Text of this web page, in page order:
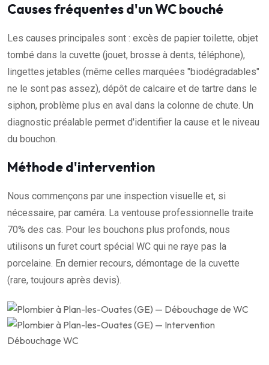
Causes fréquentes d'un WC bouché
Les causes principales sont : excès de papier toilette, objet
tombé dans la cuvette (jouet, brosse à dents, téléphone),
lingettes jetables (même celles marquées "biodégradables"
ne le sont pas assez), dépôt de calcaire et de tartre dans le
siphon, problème plus en aval dans la colonne de chute. Un
diagnostic préalable permet d'identifier la cause et le niveau
du bouchon.
Méthode d'intervention
Nous commençons par une inspection visuelle et, si
nécessaire, par caméra. La ventouse professionnelle traite
70% des cas. Pour les bouchons plus profonds, nous
utilisons un furet court spécial WC qui ne raye pas la
porcelaine. En dernier recours, démontage de la cuvette
(rare, toujours après devis).